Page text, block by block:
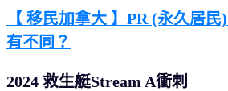
【 移民加拿大 】PR (永久居
有不同？
2024 救生艇Stream A衝刺